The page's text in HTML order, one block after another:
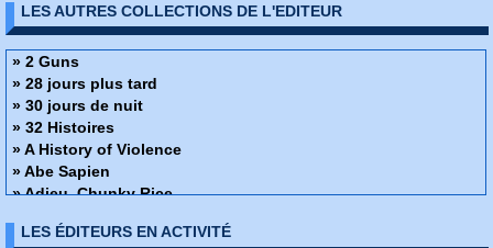
LES AUTRES COLLECTIONS DE L'EDITEUR
» 2 Guns
» 28 jours plus tard
» 30 jours de nuit
» 32 Histoires
» A History of Violence
» Abe Sapien
» Adieu, Chunky Rice
» Alex + Ada
LES ÉDITEURS EN ACTIVITÉ